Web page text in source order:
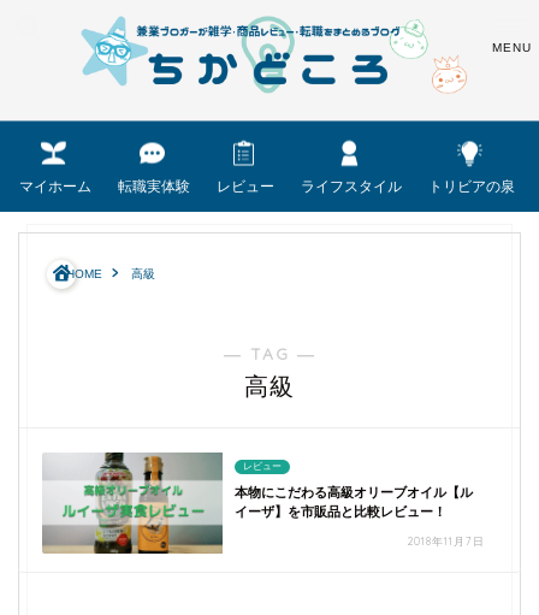
マイホーム 転職実体験 レビュー ライフスタイル トリビアの泉
HOME 高級
― TAG ―
高級
レビュー
本物にこだわる高級オリーブオイル【ル
イーザ】を市販品と比較レビュー！
2018年11月7日